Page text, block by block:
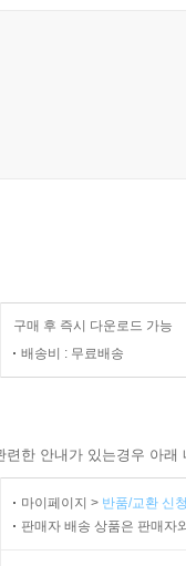
구매 후 즉시 다운로드 가능
배송비 : 무료배송
한 안내가 있는경우 아
마이페이지 > 반품/교환 신
판매자 배송 상품은 판매자